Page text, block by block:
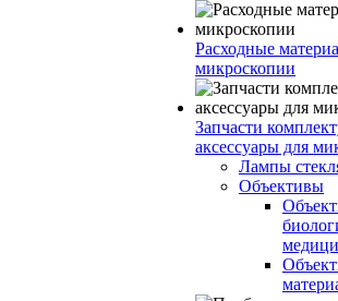
Расходные
микроскопии
Запчасти
аксессуары для
Лампы
Объективы